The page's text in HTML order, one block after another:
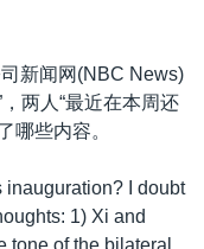
新闻网(NBC News)
两人“最近在本周还
哪些内容。
I doubt
1) Xi and
tone of the bilateral